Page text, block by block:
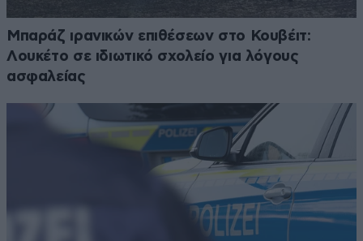
Μπαράζ ιρανικών επιθέσεων στο Κουβέιτ:
Λουκέτο σε ιδιωτικό σχολείο για λόγους
ασφαλείας